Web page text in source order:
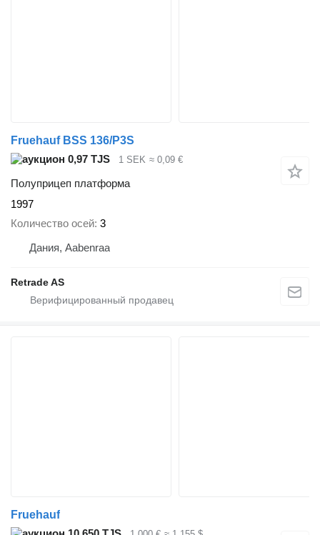
Fruehauf BSS 136/P3S
0,97 TJS
1 SEK ≈ 0,09 €
Полуприцеп платформа
1997
Количество осей 3
Дания, Aabenraa
Retrade AS
Fruehauf